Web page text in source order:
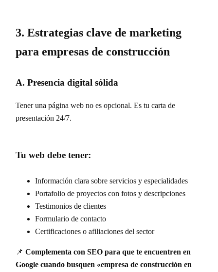
3. Estrategias clave de marketing
para empresas de construcción
A. Presencia digital sólida
Tener una página web no es opcional. Es tu carta de
presentación 24/7.
Tu web debe tener:
Información clara sobre servicios y especialidades
Portafolio de proyectos con fotos y descripciones
Testimonios de clientes
Formulario de contacto
Certificaciones o afiliaciones del sector
📌 Complementa con SEO para que te encuentren en
Google cuando busquen «empresa de construcción en